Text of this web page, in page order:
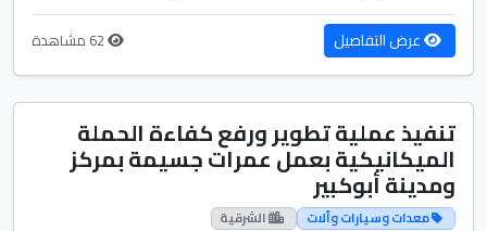
عرض التفاصيل
تنفيذ عملية تطوير ورفع كفاءة الحملة
الميكانيكية بعمل عمرات جسيمة بمركز
ومدينة أبوكبير
معدات وسيارات وألات الشرقية